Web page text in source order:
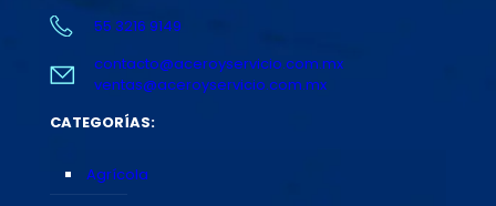
55 3216 9149
contacto@aceroyservicio.com.mx
ventas@aceroyservicio.com.mx
CATEGORÍAS:
Agrícola